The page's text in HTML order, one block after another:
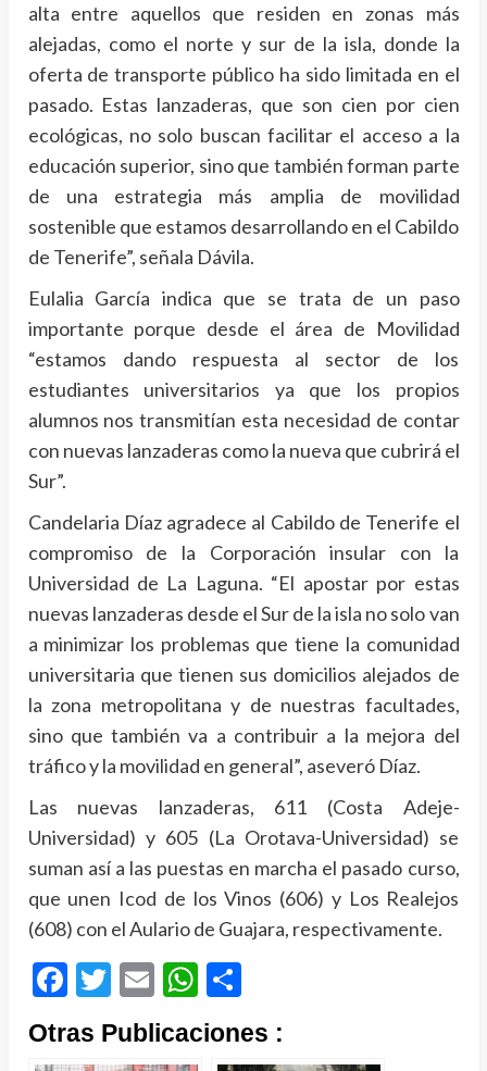
alta entre aquellos que residen en zonas más
alejadas, como el norte y sur de la isla, donde la
oferta de transporte público ha sido limitada en el
pasado. Estas lanzaderas, que son cien por cien
ecológicas, no solo buscan facilitar el acceso a la
educación superior, sino que también forman parte
de una estrategia más amplia de movilidad
sostenible que estamos desarrollando en el Cabildo
de Tenerife”, señala Dávila.
Eulalia García indica que se trata de un paso
importante porque desde el área de Movilidad
“estamos dando respuesta al sector de los
estudiantes universitarios ya que los propios
alumnos nos transmitían esta necesidad de contar
con nuevas lanzaderas como la nueva que cubrirá el
Sur”.
Candelaria Díaz agradece al Cabildo de Tenerife el
compromiso de la Corporación insular con la
Universidad de La Laguna. “El apostar por estas
nuevas lanzaderas desde el Sur de la isla no solo van
a minimizar los problemas que tiene la comunidad
universitaria que tienen sus domicilios alejados de
la zona metropolitana y de nuestras facultades,
sino que también va a contribuir a la mejora del
tráfico y la movilidad en general”, aseveró Díaz.
Las nuevas lanzaderas, 611 (Costa Adeje-
Universidad) y 605 (La Orotava-Universidad) se
suman así a las puestas en marcha el pasado curso,
que unen Icod de los Vinos (606) y Los Realejos
(608) con el Aulario de Guajara, respectivamente.
Facebook
Twitter
EmailWhatsApp
Compartir
Otras Publicaciones :